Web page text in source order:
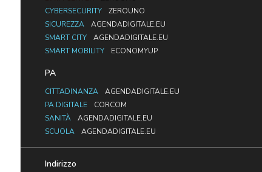
CYBERSECURITY
ZEROUNO
SICUREZZA
AGENDADIGITALE.EU
SMART CITY
AGENDADIGITALE.EU
SMART MOBILITY
ECONOMYUP
PA
CITTADINANZA
AGENDADIGITALE.EU
PA DIGITALE
CORCOM
SANITÀ
AGENDADIGITALE.EU
SCUOLA
AGENDADIGITALE.EU
Indirizzo